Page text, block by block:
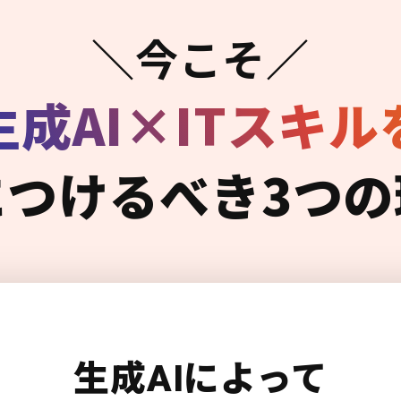
＼今こそ／
成AI×ITスキル
けるべき3つ
生成AIによって